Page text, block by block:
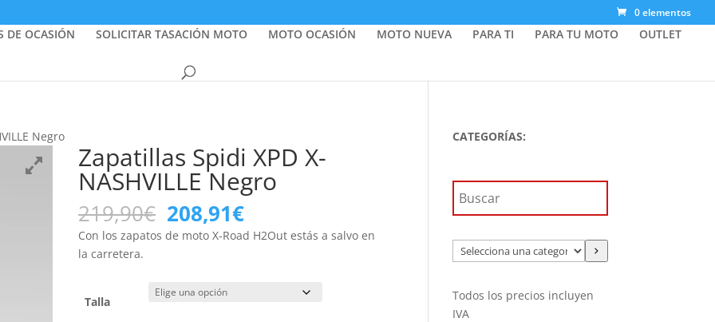
0 elementos
DE OCASIÓN SOLICITAR TASACIÓN MOTO MOTO OCASIÓN MOTO NUEVA PARA TI PARA TU MOTO OUTLET
Negro
Zapatillas Spidi XPD X-
NASHVILLE Negro
219,90€ El
precio
original
219,90€.
208,91€El
precio
actual
208,91€.
Con los zapatos de moto X-Road H2Out estás a salvo en
la carretera.
Talla
CATEGORÍAS:
Selecciona
una
Todos los precios incluyen
IVA